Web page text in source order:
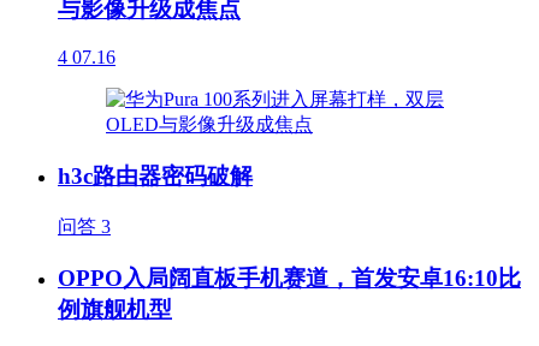
与影像升级成焦点
4 07.16
h3c路由器密码破解
问答 3
OPPO入局阔直板手机赛道，首发安卓16:10比
例旗舰机型